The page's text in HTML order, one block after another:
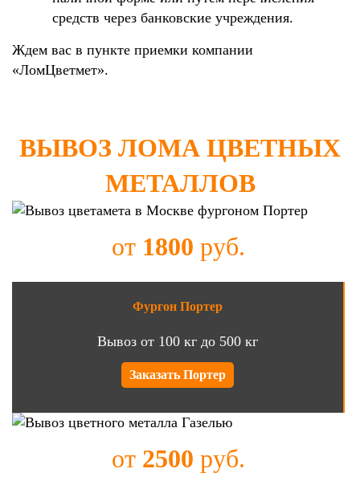
средств через банковские учреждения.
Ждем вас в пункте приемки компании
«ЛомЦветмет».
ВЫВОЗ ЛОМА ЦВЕТНЫХ
МЕТАЛЛОВ
от 1800 руб.
Фургон Портер
Вывоз от 100 кг до 500 кг
Заказать Портер
от 2500 руб.